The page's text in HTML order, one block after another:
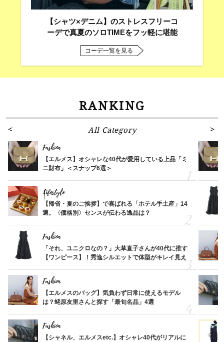
【シャツ×デニム】のストレスフリーコ
ーデで真夏のソロTIMEをフッ軽に堪能
コーデ一覧を見る
RANKING
All Category
Fashion
【エルメス】オシャレな40代が愛用している上品「ミ
ニ財布」＜スナップ6選＞
Lifestyle
【帰省・夏のご挨拶】で喜ばれる「ホテル手土産」14
選。〈価格別〉センスが伝わる逸品は？
Fashion
「それ、ユニクロなの？」大草直子さんが40代に推す
【ワンピース】！秀逸シルエットで体型がキレイ見え
Fashion
【エルメスのバッグ】気負わず日常に使えるモデル
は？蛯原友里さんと探す「最旬名品」4選
Fashion
【シャネル、エルメスetc.】オシャレ40代がリアルに